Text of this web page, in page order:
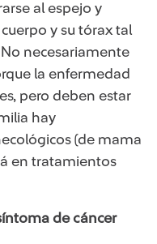
al espejo y
y su tórax tal
necesariamente
la enfermedad
pero deben estar
hay
(de mama
en tratamientos
de cáncer